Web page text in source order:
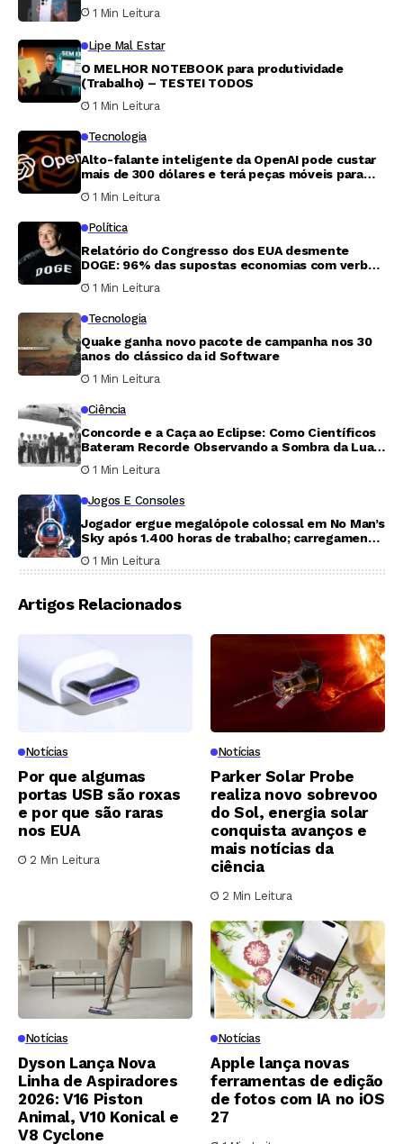
1 Min Leitura
Lipe Mal Estar
O MELHOR NOTEBOOK para produtividade
(Trabalho) – TESTEI TODOS
1 Min Leitura
Tecnologia
Alto-falante inteligente da OpenAI pode custar
mais de 300 dólares e terá peças móveis para
1 Min Leitura
Política
Relatório do Congresso dos EUA desmente
DOGE: 96% das supostas economias com verbas
1 Min Leitura
Tecnologia
Quake ganha novo pacote de campanha nos 30
anos do clássico da id Software
1 Min Leitura
Ciência
Concorde e a Caça ao Eclipse: Como Científicos
Bateram Recorde Observando a Sombra da Lua
1 Min Leitura
Jogos E Consoles
Jogador ergue megalópole colossal em No Man’s
Sky após 1.400 horas de trabalho; carregamento
1 Min Leitura
Artigos Relacionados
Notícias
Por que algumas
portas USB são roxas
e por que são raras
nos EUA
2 Min Leitura
Notícias
Parker Solar Probe
realiza novo sobrevoo
do Sol, energia solar
conquista avanços e
mais notícias da
ciência
2 Min Leitura
Notícias
Dyson Lança Nova
Linha de Aspiradores
2026: V16 Piston
Animal, V10 Konical e
V8 Cyclone
Notícias
Apple lança novas
ferramentas de edição
de fotos com IA no iOS
27